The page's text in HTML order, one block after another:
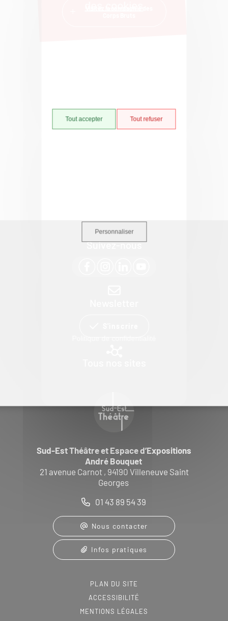
Tout accepter Tout refuser
Personnaliser
Suivez-nous
Sud-Est Théâtre et Espace d’Expositions
André Bouquet
21 avenue Carnot , 94190 Villeneuve Saint
Georges
01 43 89 54 39
Nous contacter
Infos pratiques
PLAN DU SITE
ACCESSIBILITÉ
MENTIONS LÉGALES